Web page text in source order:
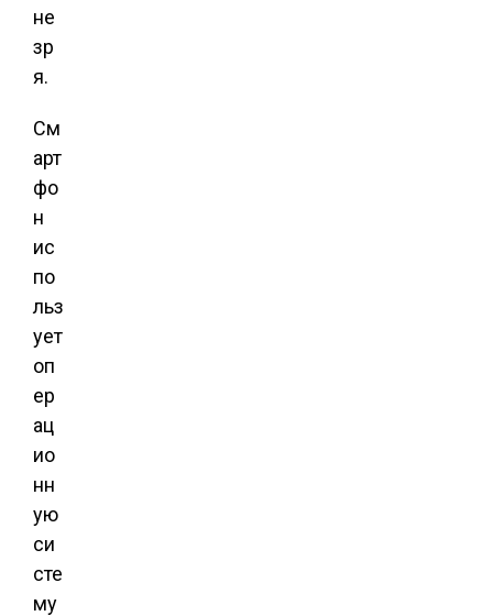
не
зр
я.
См
арт
фо
н
ис
по
льз
ует
оп
ер
ац
ио
нн
ую
си
сте
му